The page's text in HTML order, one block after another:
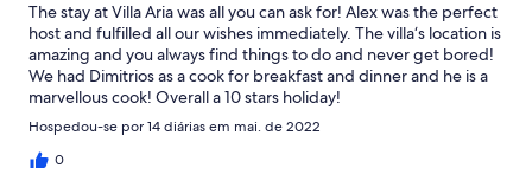
The stay at Villa Aria was all you can ask for! Alex was the perfect
host and fulfilled all our wishes immediately. The villa‘s location is
amazing and you always find things to do and never get bored!
We had Dimitrios as a cook for breakfast and dinner and he is a
marvellous cook! Overall a 10 stars holiday!
Hospedou-se por 14 diárias em mai. de 2022
0